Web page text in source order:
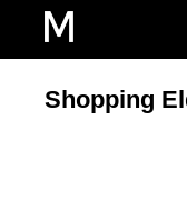
Shopping